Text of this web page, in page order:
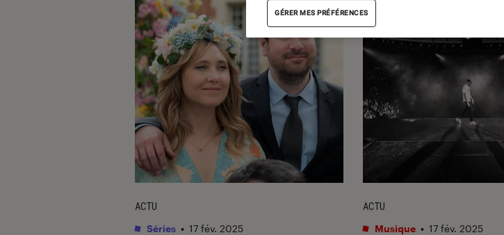
ACTU
Séries • 17 fév. 2025
ACTU
Musique • 17 fév. 2025
GÉRER MES PRÉFÉRENCES